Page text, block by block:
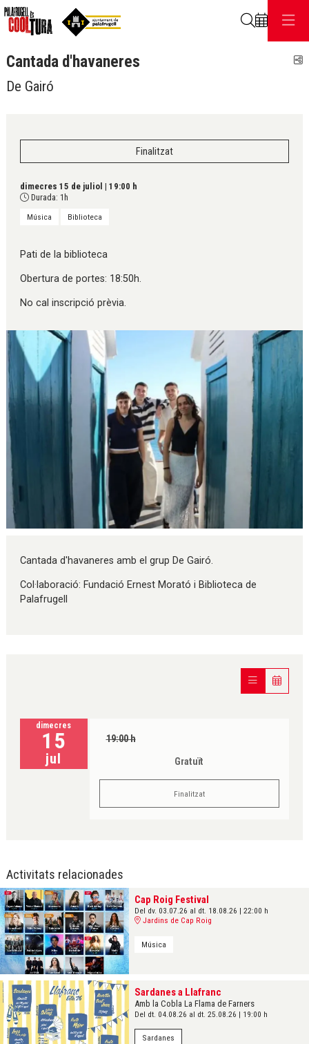
Cantada d'havaneres
De Gairó
Finalitzat
dimecres 15 de juliol | 19:00 h
Durada: 1h
Música Biblioteca
Pati de la biblioteca
Obertura de portes: 18:50h.
No cal inscripció prèvia.
Cantada d'havaneres amb el grup De Gairó.
Col·laboració: Fundació Ernest Morató i Biblioteca de
Palafrugell
dimecres
15
jul
19:00 h
Gratuït
Finalitzat
Activitats relacionades
Cap Roig Festival
Del dv. 03.07.26 al dt. 18.08.26 | 22:00 h
Jardins de Cap Roig
Música
Sardanes a Llafranc
Amb la Cobla La Flama de Farners
Del dt. 04.08.26 al dt. 25.08.26 | 19:00 h
Sardanes